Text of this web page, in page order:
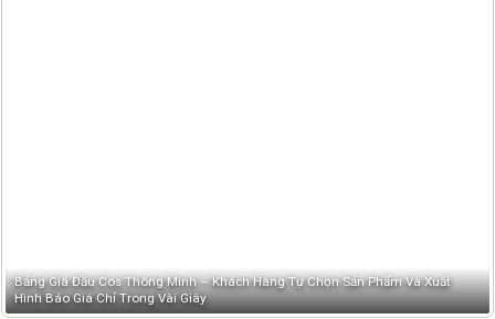
Bảng Giá Đầu Cos Thông Minh – Khách Hàng Tự Chọn Sản Phẩm Và Xuất
Hình Báo Giá Chỉ Trong Vài Giây